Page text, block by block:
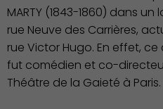
vie
MARTY (1843-1860) dans un
rue Neuve des Carrières,
rue Victor Hugo. En effet, ce
fut comédien et co-
Théâtre de la Gaieté à Paris.